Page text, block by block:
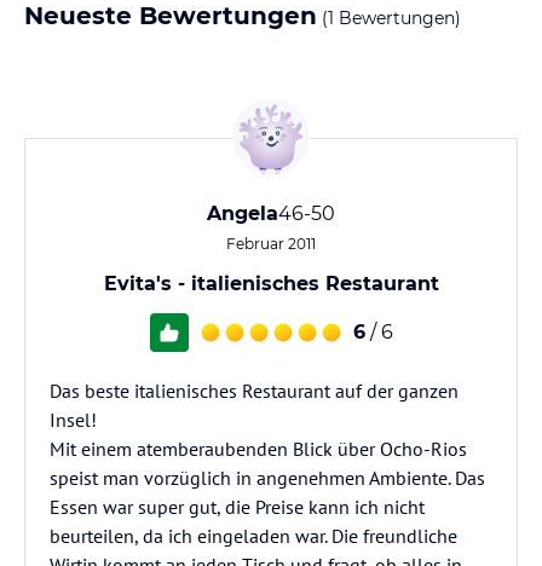
Neueste Bewertungen (1 Bewertungen)
Angela46-50
Februar 2011
Evita's - italienisches Restaurant
6 / 6
Das beste italienisches Restaurant auf der ganzen
Insel!
Mit einem atemberaubenden Blick über Ocho-Rios
speist man vorzüglich in angenehmen Ambiente. Das
Essen war super gut, die Preise kann ich nicht
beurteilen, da ich eingeladen war. Die freundliche